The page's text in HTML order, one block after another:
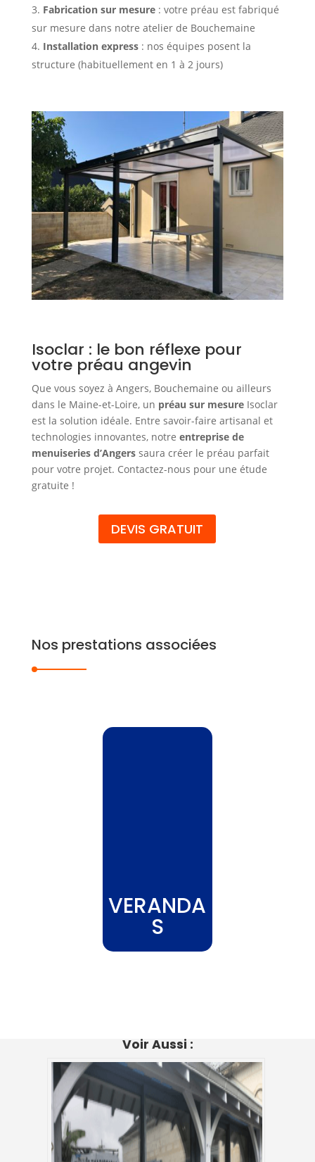
Fabrication sur mesure: votre préau est fabriqué
sur mesure dans notre atelier de Bouchemaine
Installation express: nos équipes posent la
structure (habituellement en 1 à 2 jours)
Isoclar : le bon réflexe pour
votre préau angevin
Que vous soyez à Angers, Bouchemaine ou ailleurs
dans le Maine-et-Loire, un préau sur mesureIsoclar
est la solution idéale. Entre savoir-faire artisanal et
technologies innovantes, notre entreprise de
menuiseries d’Angerssaura créer le préau parfait
pour votre projet. Contactez-nous pour une étude
gratuite !
DEVIS GRATUIT
Nos prestations associées
VERANDA
S
Voir Aussi :